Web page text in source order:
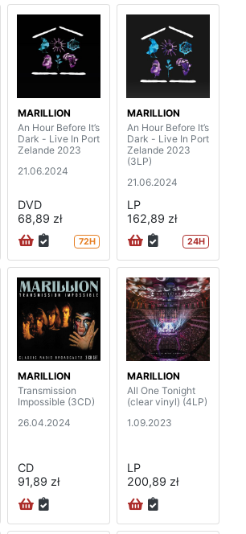
MARILLION
An Hour Before It’s
Dark - Live In Port
Zelande 2023
21.06.2024
DVD
68,89 zł
72H
MARILLION
An Hour Before It’s
Dark - Live In Port
Zelande 2023
(3LP)
21.06.2024
LP
162,89 zł
24H
MARILLION
Transmission
Impossible (3CD)
26.04.2024
CD
91,89 zł
MARILLION
All One Tonight
(clear vinyl) (4LP)
1.09.2023
LP
200,89 zł